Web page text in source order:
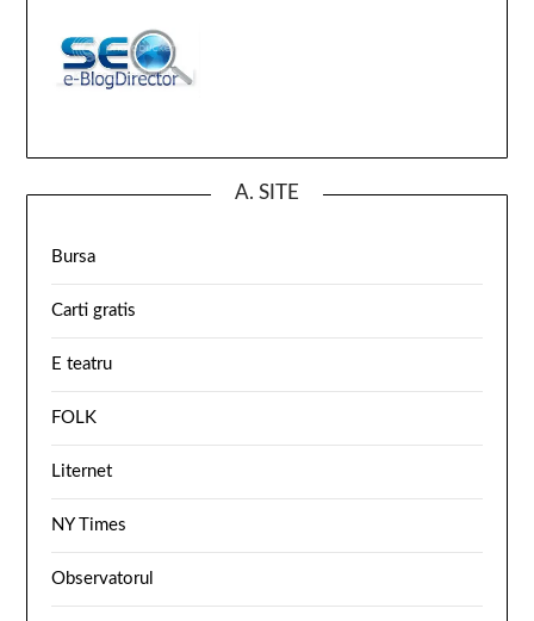
A. SITE
Bursa
Carti gratis
E teatru
FOLK
Liternet
NY Times
Observatorul